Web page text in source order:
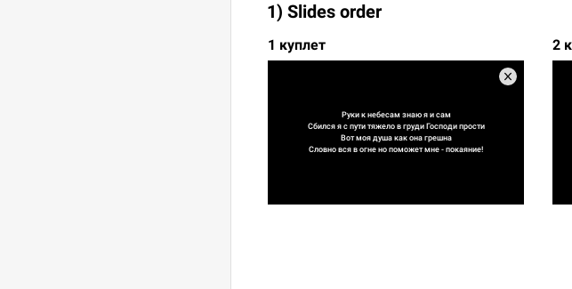
1) Slides order
1 куплет
Руки к небесам знаю я и сам
Сбился я с пути тяжело в груди Господи прости
Вот моя душа как она грешна
Словно вся в огне но поможет мне - покаяние!
2